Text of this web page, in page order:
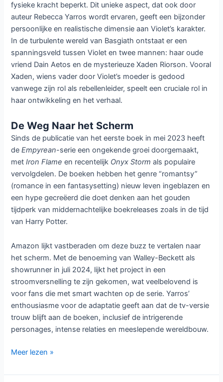
fysieke kracht beperkt. Dit unieke aspect, dat ook door
auteur Rebecca Yarros wordt ervaren, geeft een bijzonder
persoonlijke en realistische dimensie aan Violet’s karakter.
In de turbulente wereld van Basgiath ontstaat er een
spanningsveld tussen Violet en twee mannen: haar oude
vriend Dain Aetos en de mysterieuze Xaden Riorson. Vooral
Xaden, wiens vader door Violet’s moeder is gedood
vanwege zijn rol als rebellenleider, speelt een cruciale rol in
haar ontwikkeling en het verhaal.
De Weg Naar het Scherm
Sinds de publicatie van het eerste boek in mei 2023 heeft
deEmpyrean-serie een ongekende groei doorgemaakt,
metIron Flame en recentelijk Onyx Storm als populaire
vervolgdelen. De boeken hebben het genre “romantsy”
(romance in een fantasysetting) nieuw leven ingeblazen en
een hype gecreëerd die doet denken aan het gouden
tijdperk van middernachtelijke boekreleases zoals in de tijd
van Harry Potter.
Amazon lijkt vastberaden om deze buzz te vertalen naar
het scherm. Met de benoeming van Walley-Beckett als
showrunner in juli 2024, lijkt het project in een
stroomversnelling te zijn gekomen, wat veelbelovend is
voor fans die met smart wachten op de serie. Yarros’
enthousiasme voor de adaptatie geeft aan dat de tv-versie
trouw blijft aan de boeken, inclusief de intrigerende
personages, intense relaties en meeslepende wereldbouw.
Wat
weten
Meer lezen »